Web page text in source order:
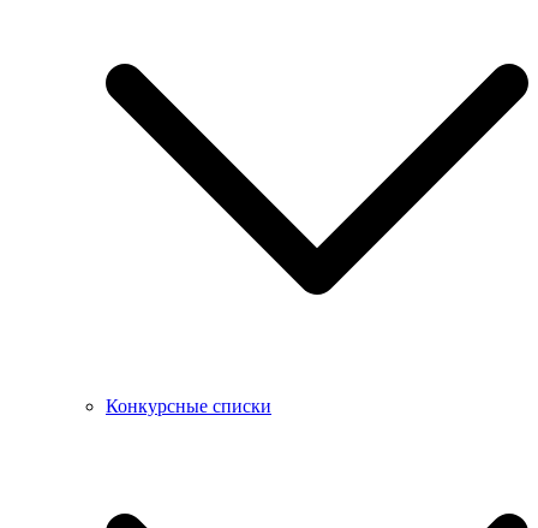
Конкурсные списки